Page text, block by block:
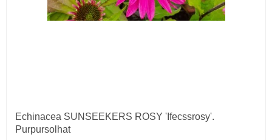
Echinacea SUNSEEKERS ROSY 'Ifecssrosy'.
Purpursolhat